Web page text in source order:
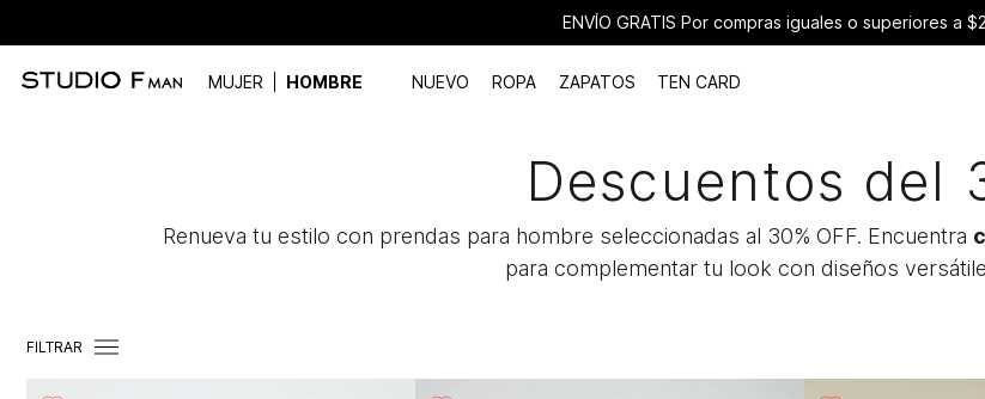
ENVÍO GRATIS Por compras iguales o superiores a
MUJER HOMBRE NUEVO ROPA ZAPATOS TEN CARD
Descuentos del
Renueva tu estilo con prendas para hombre seleccionadas al 30% OFF. Encuentra
para complementar tu look con diseños
FILTRAR